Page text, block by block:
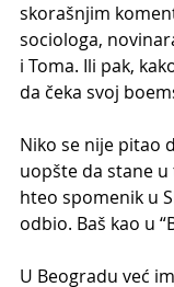
skorašnjim
sociologa,
i Toma. Ili pak,
da čeka svoj
Niko se nije pitao
uopšte da stane u
hteo spomenik u
odbio. Baš kao u
U Beogradu već